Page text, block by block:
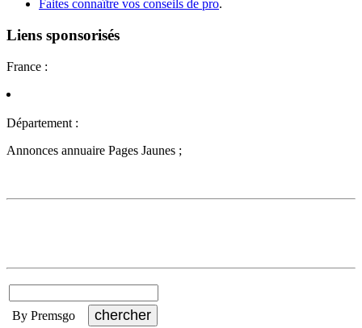
Faites connaître vos conseils de pro.
Liens sponsorisés
France :
Département :
Annonces annuaire Pages Jaunes ;
By Premsgo